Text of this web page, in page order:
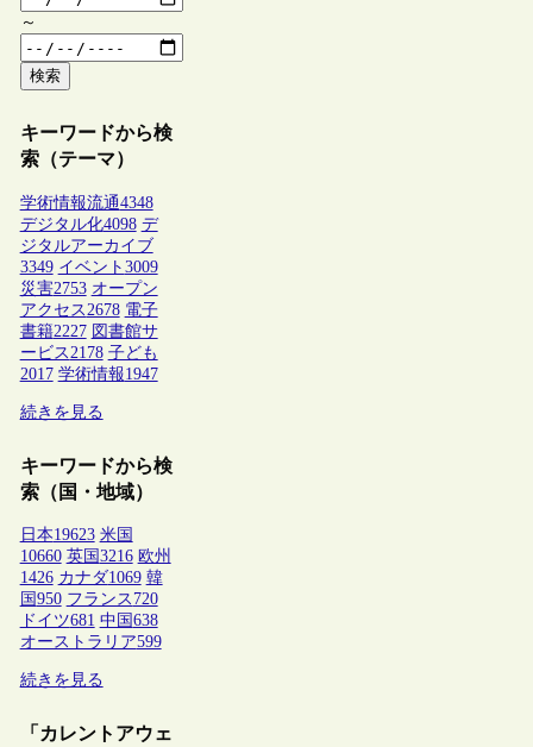
～
検索
キーワードから検
索（テーマ）
学術情報流通4348
デジタル化4098 デ
ジタルアーカイブ
3349 イベント 3009
災害2753 オープン
アクセス 2678 電子
書籍2227 図書館サ
ービス 2178 子ども
2017 学術情報1947
続きを見る
キーワードから検
索（国・地域）
日本19623 米国
10660 英国 3216 欧州
1426 カナダ1069 韓
国 950 フランス 720
ドイツ681 中国 638
オーストラリア599
続きを見る
「カレントアウェ